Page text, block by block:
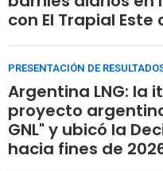
con El Trapial
PRESENTACIÓN DE
Argentina LNG: la
proyecto
GNL" y ubicó la
hacia fines de